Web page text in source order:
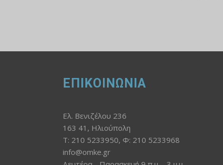
ΕΠΙΚΟΙΝΩΝΙΑ
Ελ. Βενιζέλου 236
163 41, Ηλιούπολη
Τ: 210 5233950, Φ: 210 5233968
info@omke.gr